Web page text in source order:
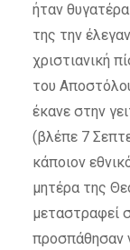
ήταν
της την
χριστιανική
του
έκανε στην
(βλέπε 7
κάποιον
μητέρα της
μεταστραφεί
προσπάθησαν